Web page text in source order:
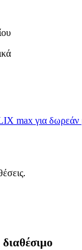
max για δωρεάν
διαθέσιμο